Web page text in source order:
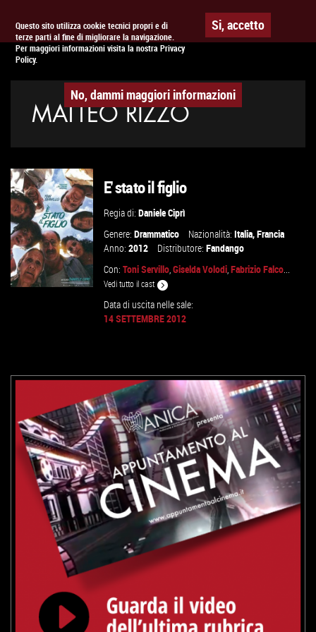
Questo sito utilizza cookie tecnici propri e di
terze parti al fine di migliorare la navigazione.
Per maggiori informazioni visita la nostra Privacy
Policy.
Si, accetto
No, dammi maggiori informazioni
APPUNTAMENTO AL CINEMA
MATTEO RIZZO
E' stato il figlio
Regia di:Daniele Ciprì
Genere:Drammatico Nazionalità:Italia,Francia
Anno:2012 Distributore:Fandango
Con:Toni Servillo,Giselda Volodi,Fabrizio Falco...
Vedi tutto il cast
Data di uscita nelle sale:
14 SETTEMBRE 2012